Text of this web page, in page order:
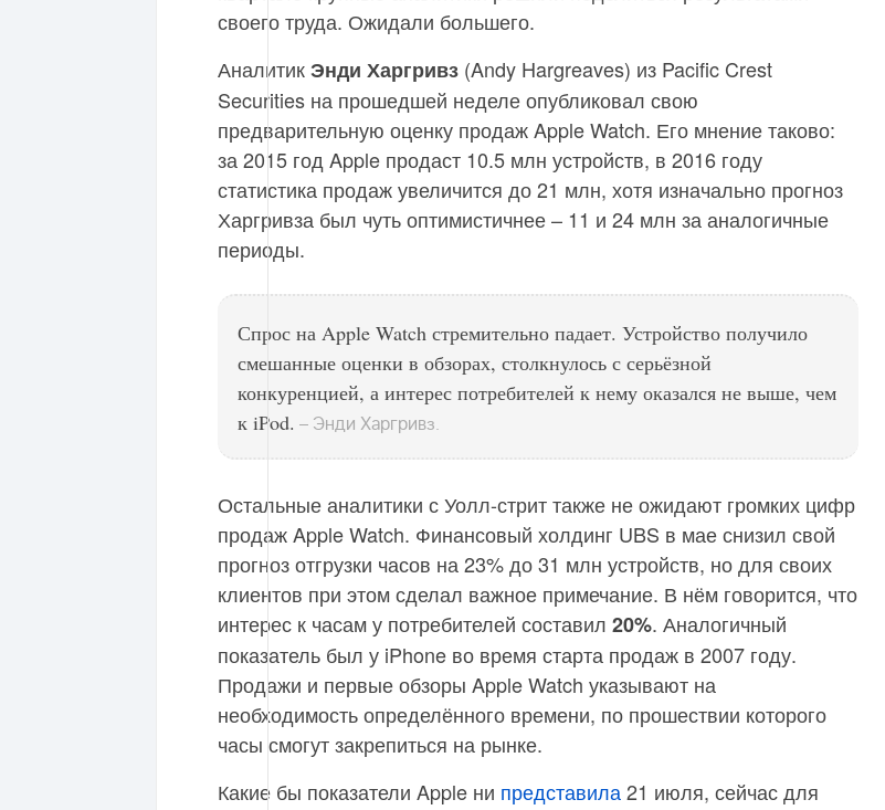
своего труда. Ожидали большего.
АналитикЭнди Харгривз (Andy Hargreaves) из Pacific Crest
Securities на прошедшей неделе опубликовал свою
предварительную оценку продаж Apple Watch. Его мнение таково:
за 2015 год Apple продаст 10.5 млн устройств, в 2016 году
статистика продаж увеличится до 21 млн, хотя изначально прогноз
Харгривза был чуть оптимистичнее – 11 и 24 млн за аналогичные
периоды.
Спрос на Apple Watch стремительно падает. Устройство получило
смешанные оценки в обзорах, столкнулось с серьёзной
конкуренцией, а интерес потребителей к нему оказался не выше, чем
к iPod. – Энди Харгривз.
Остальные аналитики с Уолл-стрит также не ожидают громких цифр
продаж Apple Watch. Финансовый холдинг UBS в мае снизил свой
прогноз отгрузки часов на 23% до 31 млн устройств, но для своих
клиентов при этом сделал важное примечание. В нём говорится, что
интерес к часам у потребителей составил 20%. Аналогичный
показатель был у iPhone во время старта продаж в 2007 году.
Продажи и первые обзоры Apple Watch указывают на
необходимость определённого времени, по прошествии которого
часы смогут закрепиться на рынке.
Какие бы показатели Apple ни представила21 июля, сейчас для